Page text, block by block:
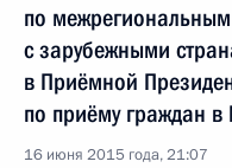
по
с зарубежными
в Приёмной
по приёму граждан
16 июня 2015 года, 21:07